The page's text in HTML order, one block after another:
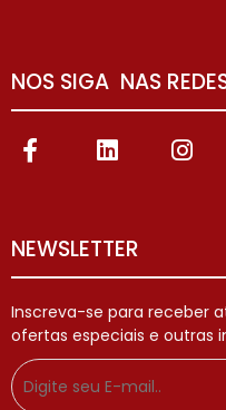
NOS SIGA NAS
NEWSLETTER
Inscreva-se para receber
ofertas especiais e outras